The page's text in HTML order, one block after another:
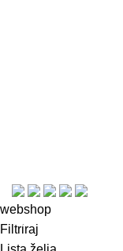
webshop
Filtriraj